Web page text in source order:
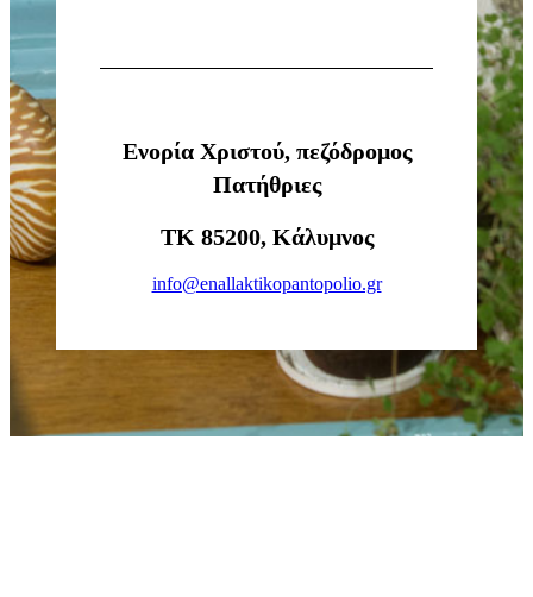
Ενορία Χριστού, πεζόδρομος
Πατήθριες
ΤΚ 85200, Κάλυμνος
info@enallaktikopantopolio.gr